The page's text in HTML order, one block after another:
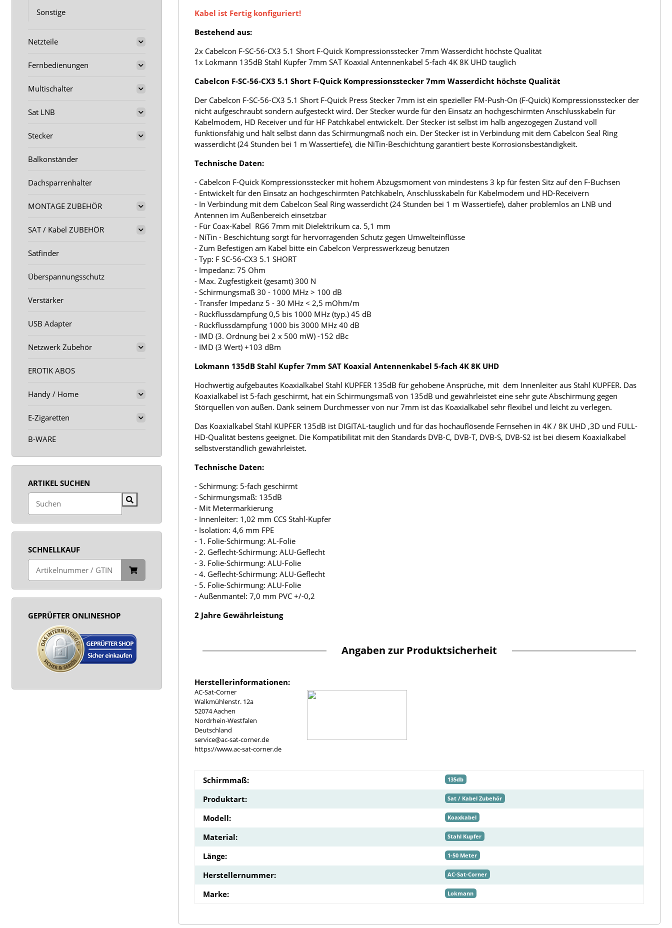
Kabel ist Fertig konfiguriert!
Bestehend aus:
2x Cabelcon F-SC-56-CX3 5.1 Short F-Quick Kompressionsstecker 7mm Wasserdicht höchste Qualität
1x Lokmann 135dB Stahl Kupfer 7mm SAT Koaxial Antennenkabel 5-fach 4K 8K UHD tauglich
Cabelcon F-SC-56-CX3 5.1 Short F-Quick Kompressionsstecker 7mm Wasserdicht höchste Qualität
Der Cabelcon F-SC-56-CX3 5.1 Short F-Quick Press Stecker 7mm ist ein spezieller FM-Push-On (F-Quick) Kompressionsstecker der
nicht aufgeschraubt sondern aufgesteckt wird. Der Stecker wurde für den Einsatz an hochgeschirmten Anschlusskabeln für
Kabelmodem, HD Receiver und für HF Patchkabel entwickelt. Der Stecker ist selbst im halb angezogegen Zustand voll
funktionsfähig und hält selbst dann das Schirmungmaß noch ein. Der Stecker ist in Verbindung mit dem Cabelcon Seal Ring
wasserdicht (24 Stunden bei 1 m Wassertiefe), die NiTin-Beschichtung garantiert beste Korrosionsbeständigkeit.
Technische Daten:
- Cabelcon F-Quick Kompressionsstecker mit hohem Abzugsmoment von mindestens 3 kp für festen Sitz auf den F-Buchsen
- Entwickelt für den Einsatz an hochgeschirmten Patchkabeln, Anschlusskabeln für Kabelmodem und HD-Receivern
- In Verbindung mit dem Cabelcon Seal Ring wasserdicht (24 Stunden bei 1 m Wassertiefe), daher problemlos an LNB und
Antennen im Außenbereich einsetzbar
- Für Coax-Kabel RG6 7mm mit Dielektrikum ca. 5,1 mm
- NiTin - Beschichtung sorgt für hervorragenden Schutz gegen Umwelteinflüsse
- Zum Befestigen am Kabel bitte ein Cabelcon Verpresswerkzeug benutzen
- Typ: F SC-56-CX3 5.1 SHORT
- Impedanz: 75 Ohm
- Max. Zugfestigkeit (gesamt) 300 N
- Schirmungsmaß 30 - 1000 MHz > 100 dB
- Transfer Impedanz 5 - 30 MHz < 2,5 mOhm/m
- Rückflussdämpfung 0,5 bis 1000 MHz (typ.) 45 dB
- Rückflussdämpfung 1000 bis 3000 MHz 40 dB
- IMD (3. Ordnung bei 2 x 500 mW) -152 dBc
- IMD (3 Wert) +103 dBm
Lokmann 135dB Stahl Kupfer 7mm SAT Koaxial Antennenkabel 5-fach 4K 8K UHD
Hochwertig aufgebautes Koaxialkabel Stahl KUPFER 135dB für gehobene Ansprüche, mit dem Innenleiter aus Stahl KUPFER. Das
Koaxialkabel ist 5-fach geschirmt, hat ein Schirmungsmaß von 135dB und gewährleistet eine sehr gute Abschirmung gegen
Störquellen von außen. Dank seinem Durchmesser von nur 7mm ist das Koaxialkabel sehr flexibel und leicht zu verlegen.
Das Koaxialkabel Stahl KUPFER 135dB ist DIGITAL-tauglich und für das hochauflösende Fernsehen in 4K / 8K UHD ,3D und FULL-
HD-Qualität bestens geeignet. Die Kompatibilität mit den Standards DVB-C, DVB-T, DVB-S, DVB-S2 ist bei diesem Koaxialkabel
selbstverständlich gewährleistet.
Technische Daten:
- Schirmung: 5-fach geschirmt
- Schirmungsmaß: 135dB
- Mit Metermarkierung
- Innenleiter: 1,02 mm CCS Stahl-Kupfer
- Isolation: 4,6 mm FPE
- 1. Folie-Schirmung: AL-Folie
- 2. Geflecht-Schirmung: ALU-Geflecht
- 3. Folie-Schirmung: ALU-Folie
- 4. Geflecht-Schirmung: ALU-Geflecht
- 5. Folie-Schirmung: ALU-Folie
- Außenmantel: 7,0 mm PVC +/-0,2
2 Jahre Gewährleistung
Angaben zur Produktsicherheit
Herstellerinformationen:
AC-Sat-Corner
Walkmühlenstr. 12a
52074 Aachen
Nordrhein-Westfalen
Deutschland
service@ac-sat-corner.de
https://www.ac-sat-corner.de
Schirmmaß: 135db
Produktart: Sat / Kabel Zubehör
Modell: Koaxkabel
Material: Stahl Kupfer
Länge: 1-50 Meter
Herstellernummer: AC-Sat-Corner
Marke: Lokmann
Sonstige
Netzteile
Fernbedienungen
Multischalter
Sat LNB
Stecker
Balkonständer
Dachsparrenhalter
MONTAGE ZUBEHÖR
SAT / Kabel ZUBEHÖR
Satfinder
Überspannungsschutz
Verstärker
USB Adapter
Netzwerk Zubehör
EROTIK ABOS
Handy / Home
E-Zigaretten
B-WARE
ARTIKEL SUCHEN
SCHNELLKAUF
GEPRÜFTER ONLINESHOP